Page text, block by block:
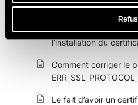
Wildcard vers R6
Pourquoi mon site ne
l'installation du
Comment corriger le
Le fait d’avoir un